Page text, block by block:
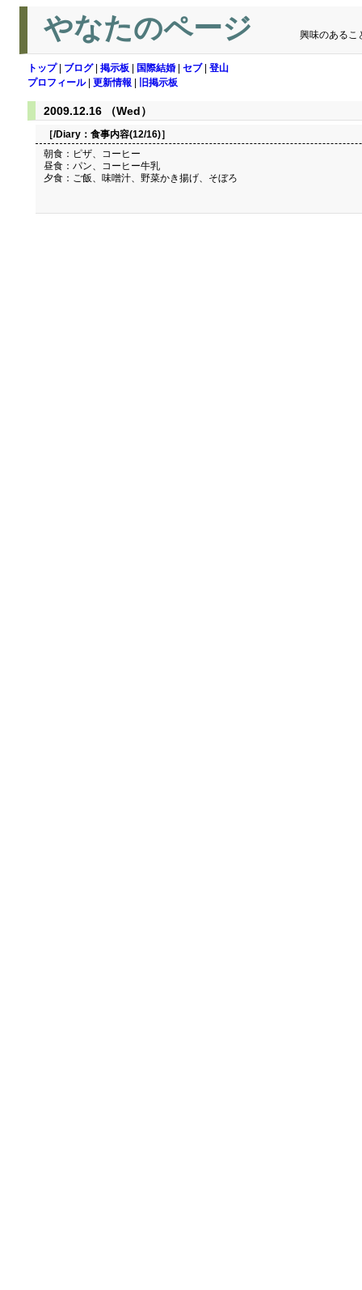
やなたのページ 興味のあるこ
トップ| ブログ| 掲示板 国際結婚 セブ| 登山
プロフィール| 更新情報 旧掲示板
2009.12.16 （Wed）
［/Diary： 食事内容(12/16)］
朝食：ピザ、コーヒー
昼食：パン、コーヒー牛乳
夕食：ご飯、味噌汁、野菜かき揚げ、そぼろ